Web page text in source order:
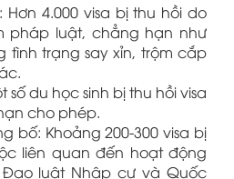
4.000 visa bị thu hồi do
pháp luật, chẳng hạn như
tình trạng say xỉn, trộm cắp
số du học sinh bị thu hồi visa
cho phép.
bố: Khoảng 200-300 visa bị
liên quan đến hoạt động
luật Nhập cư và Quốc